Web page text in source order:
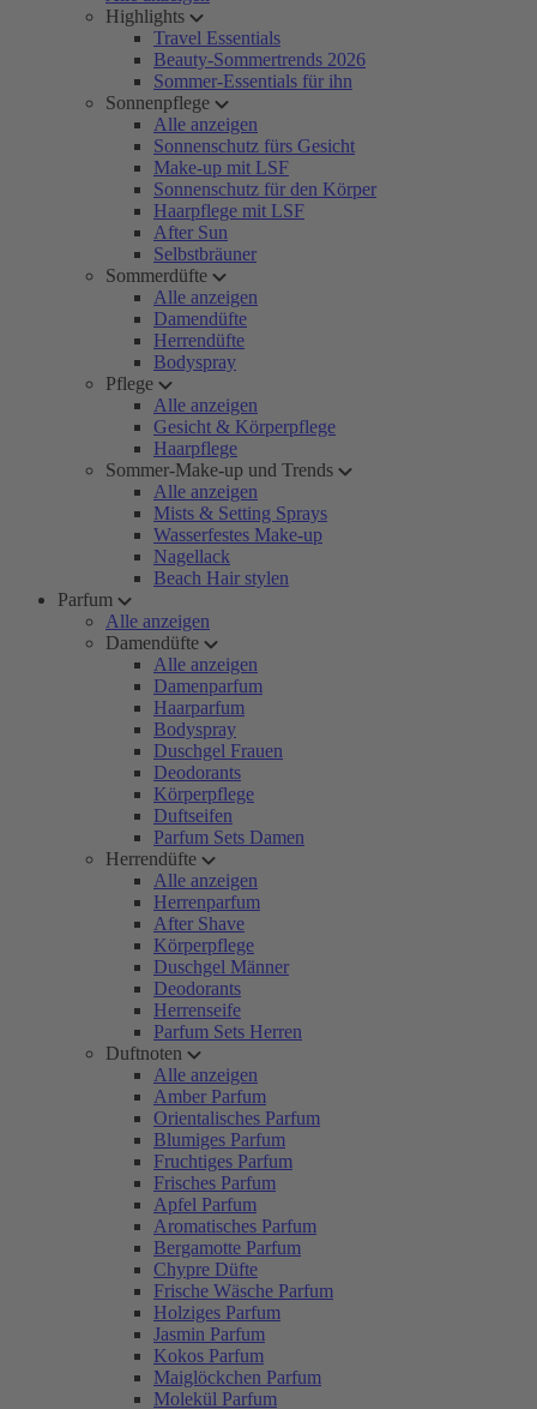
Highlights
Travel Essentials
Beauty-Sommertrends 2026
Sommer-Essentials für ihn
Sonnenpflege
Alle anzeigen
Sonnenschutz fürs Gesicht
Make-up mit LSF
Sonnenschutz für den Körper
Haarpflege mit LSF
After Sun
Selbstbräuner
Sommerdüfte
Alle anzeigen
Damendüfte
Herrendüfte
Bodyspray
Pflege
Alle anzeigen
Gesicht & Körperpflege
Haarpflege
Sommer-Make-up und Trends
Alle anzeigen
Mists & Setting Sprays
Wasserfestes Make-up
Nagellack
Beach Hair stylen
Parfum
Alle anzeigen
Damendüfte
Alle anzeigen
Damenparfum
Haarparfum
Bodyspray
Duschgel Frauen
Deodorants
Körperpflege
Duftseifen
Parfum Sets Damen
Herrendüfte
Alle anzeigen
Herrenparfum
After Shave
Körperpflege
Duschgel Männer
Deodorants
Herrenseife
Parfum Sets Herren
Duftnoten
Alle anzeigen
Amber Parfum
Orientalisches Parfum
Blumiges Parfum
Fruchtiges Parfum
Frisches Parfum
Apfel Parfum
Aromatisches Parfum
Bergamotte Parfum
Chypre Düfte
Frische Wäsche Parfum
Holziges Parfum
Jasmin Parfum
Kokos Parfum
Maiglöckchen Parfum
Molekül Parfum